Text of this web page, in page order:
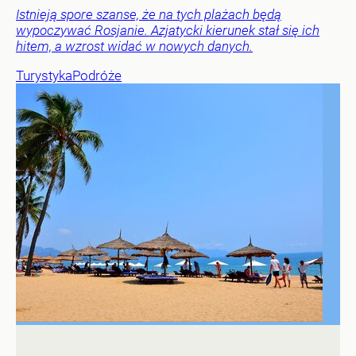
Istnieją spore szanse, że na tych plażach będą
wypoczywać Rosjanie. Azjatycki kierunek stał się ich
hitem, a wzrost widać w nowych danych.
TurystykaPodróże